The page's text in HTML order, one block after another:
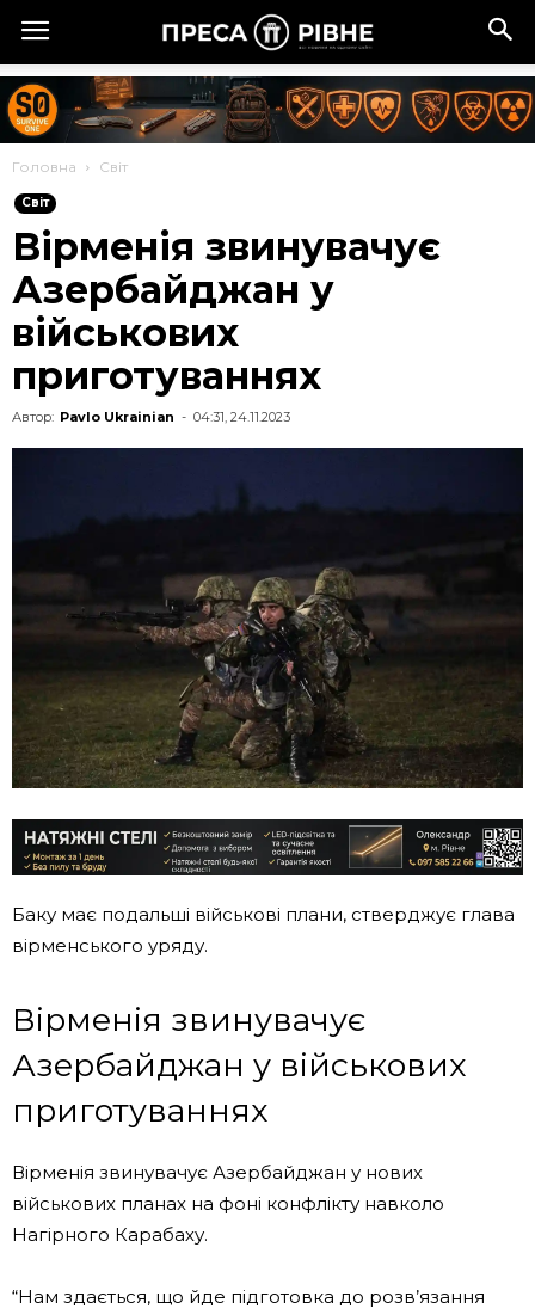
Головна Cвіт
Cвіт
Вірменія звинувачує
Азербайджан у
військових
приготуваннях
Автор: Pavlo Ukrainian - 04:31, 24.11.2023
Баку має подальші військові плани, стверджує глава
вірменського уряду.
Вірменія звинувачує
Азербайджан у військових
приготуваннях
Вірменія звинувачує Азербайджан у нових
військових планах на фоні конфлікту навколо
Нагірного Карабаху.
“Нам здається, що йде підготовка до розв’язання